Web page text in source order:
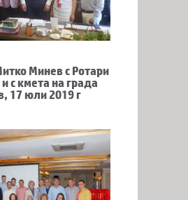
Минев с Ротари
с кмета на града
17 юли 2019 г